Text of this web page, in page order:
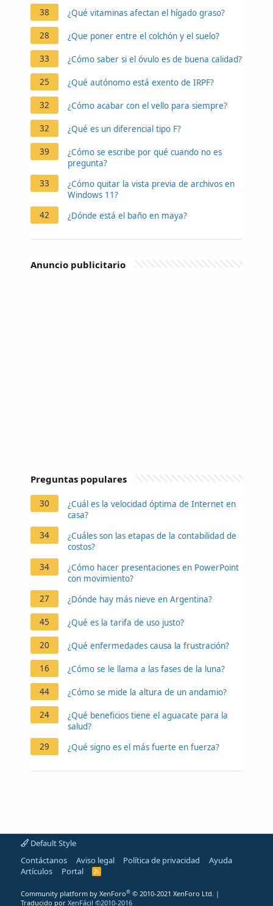
38 ¿Qué vitaminas afectan el hígado graso?
28 ¿Que poner entre el colchón y el suelo?
33 ¿Cómo saber si el óvulo es de buena calidad?
25 ¿Qué autónomo está exento de IRPF?
32 ¿Cómo acabar con el vello para siempre?
32 ¿Qué es un diferencial tipo F?
39
¿Cómo se escribe por qué cuando no es
pregunta?
33
¿Cómo quitar la vista previa de archivos en
Windows 11?
42
¿Dónde está el baño en maya?
Anuncio publicitario
Preguntas populares
30
¿Cuál es la velocidad óptima de Internet en
casa?
34
¿Cuáles son las etapas de la contabilidad de
costos?
34
¿Cómo hacer presentaciones en PowerPoint
con movimiento?
27
¿Dónde hay más nieve en Argentina?
45 ¿Qué es la tarifa de uso justo?
20 ¿Qué enfermedades causa la frustración?
16 ¿Cómo se le llama a las fases de la luna?
44 ¿Cómo se mide la altura de un andamio?
24
¿Qué beneficios tiene el aguacate para la
salud?
29
¿Qué signo es el más fuerte en fuerza?
Default Style
Contáctanos
Aviso legal Política de privacidad
Ayuda
Artículos
Portal
R
Community platform by XenForo® © 2010-2021 XenForo Ltd. |
Traducido por XenFácil ©2010-2016